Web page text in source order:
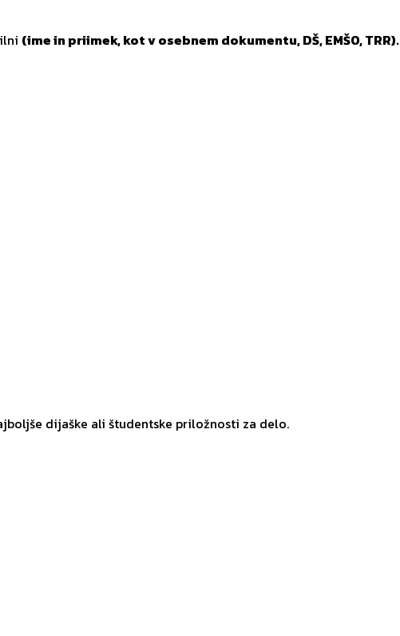
(ime in priimek, kot v osebnem dokumentu, DŠ, EMŠO, TRR).
dijaške ali študentske priložnosti za delo.